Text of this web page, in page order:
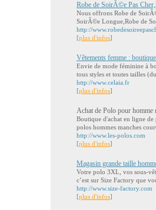
Robe de SoirÃ©e Pas
Nous offrons Robe de
SoirÃ©e Longue,Robe de
http://
[plus d'infos]
Vêtements femme :
Envie de mode féminine à
tous styles et toutes tailles
http://www.celaia.fr
[plus d'infos]
Achat de Polo pour homme
Boutique d'achat en ligne
polos hommes manches
http://www.les-polos.com
[plus d'infos]
Magasin grande taille
Votre polo 3XL, vos sous-
c’est sur Size Factory que
http://www.size-factory.com
[plus d'infos]